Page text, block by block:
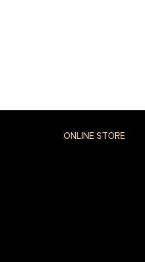
ONLINE STORE